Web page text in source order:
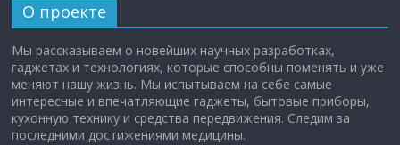
О проекте
Мы рассказываем о новейших научных разработках,
гаджетах и технологиях, которые способны поменять и уже
меняют нашу жизнь. Мы испытываем на себе самые
интересные и впечатляющие гаджеты, бытовые приборы,
кухонную технику и средства передвижения. Следим за
последними достижениями медицины.